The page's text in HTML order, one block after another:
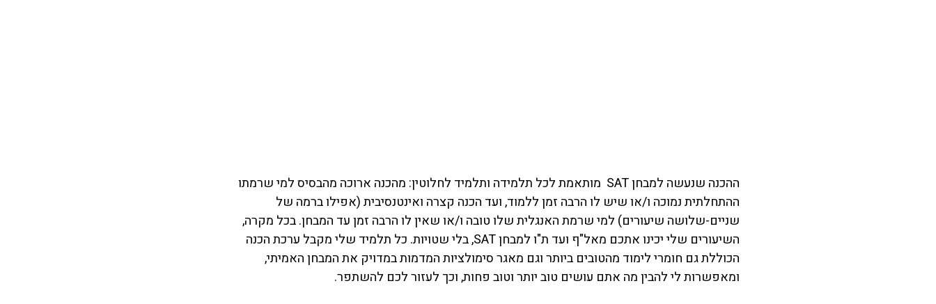
ההכנה שנעשה למבחן SAT  מותאמת לכל תלמידה ותלמיד לחלוטין: מהכנה ארוכה מהבסיס למי שרמתו
ההתחלתית נמוכה ו/או שיש לו הרבה זמן ללמוד, ועד הכנה קצרה ואינטנסיבית (אפילו ברמה של
שניים-שלושה שיעורים) למי שרמת האנגלית שלו טובה ו/או שאין לו הרבה זמן עד המבחן. בכל מקרה,
השיעורים שלי יכינו אתכם מאל"ף ועד ת"ו למבחן SAT, בלי שטויות. כל תלמיד שלי מקבל ערכת הכנה
הכוללת גם חומרי לימוד מהטובים ביותר וגם מאגר סימולציות המדמות במדויק את המבחן האמיתי,
ומאפשרות לי להבין מה אתם עושים טוב יותר וטוב פחות, וכך לעזור לכם להשתפר.